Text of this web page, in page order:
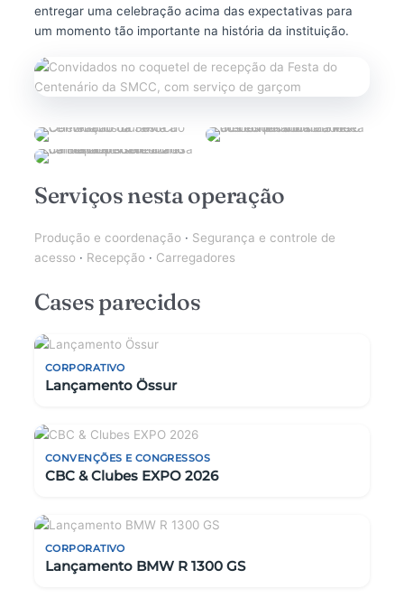
entregar uma celebração acima das expectativas para
um momento tão importante na história da instituição.
Serviços nesta operação
Produção e coordenação · Segurança e controle de
acesso · Recepção · Carregadores
Cases parecidos
CORPORATIVO
Lançamento Össur
CONVENÇÕES E CONGRESSOS
CBC & Clubes EXPO 2026
CORPORATIVO
Lançamento BMW R 1300 GS